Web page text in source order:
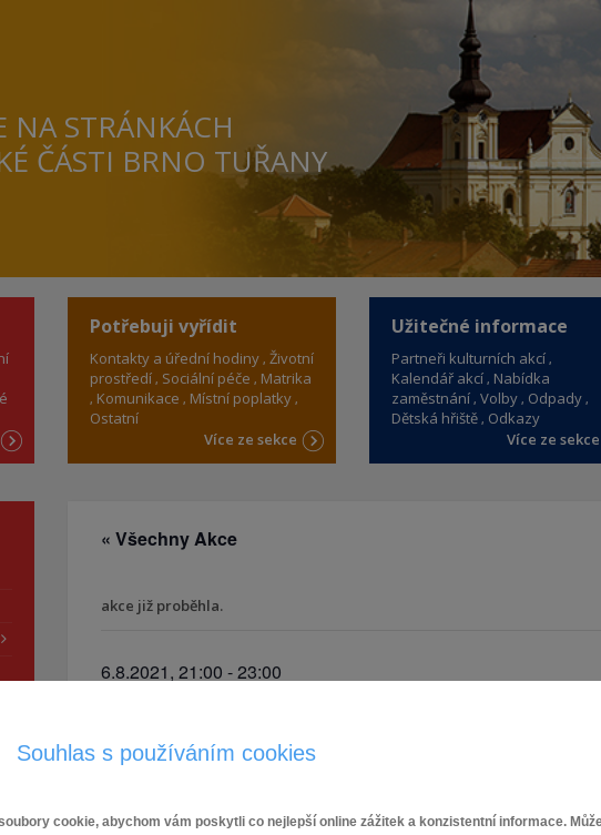
Souhlas s používáním cookies
cookie, abychom vám poskytli co nejlepší online zážitek a konzistentní informace.
NA STRÁNKÁCH
ČÁSTI BRNO TUŘANY
Potřebuji vyřídit
Kontakty a úřední hodiny Životní
prostředí Sociální péče
Matrika
Komunikace
Místní poplatky
Ostatní
Více ze sekce
Užitečné informace
Partneři kulturních akcí
Kalendář akcí Nabídka
zaměstnání Volby Odpady
Dětská hřiště Odkazy
Více ze sekce
« Všechny Akce
akce již proběhla.
6.8.2021, 21:00 -23:00
PODROBNOSTI
6.8.2021